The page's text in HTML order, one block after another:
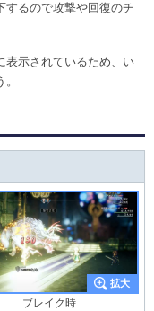
するので攻撃や回復のチ
表示されているため、い
ブレイク時